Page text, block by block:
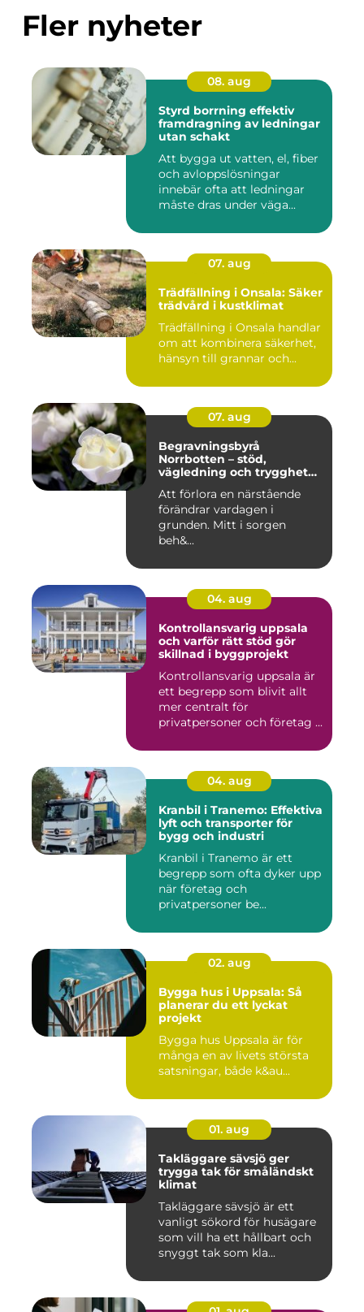
Fler nyheter
08. aug
Styrd borrning effektiv
framdragning av ledningar
utan schakt
Att bygga ut vatten, el, fiber
och avloppslösningar
innebär ofta att ledningar
måste dras under väga...
07. aug
Trädfällning i Onsala: Säker
trädvård i kustklimat
Trädfällning i Onsala handlar
om att kombinera säkerhet,
hänsyn till grannar och...
07. aug
Begravningsbyrå
Norrbotten – stöd,
vägledning och trygghet
Att förlora en närstående
förändrar vardagen i
grunden. Mitt i sorgen
beh&...
04. aug
Kontrollansvarig uppsala
och varför rätt stöd gör
skillnad i byggprojekt
Kontrollansvarig uppsala är
ett begrepp som blivit allt
mer centralt för
privatpersoner och företag ...
04. aug
Kranbil i Tranemo: Effektiva
lyft och transporter för
bygg och industri
Kranbil i Tranemo är ett
begrepp som ofta dyker upp
när företag och
privatpersoner be...
02. aug
Bygga hus i Uppsala: Så
planerar du ett lyckat
projekt
Bygga hus Uppsala är för
många en av livets största
satsningar, både k&au...
01. aug
Takläggare sävsjö ger
trygga tak för småländskt
klimat
Takläggare sävsjö är ett
vanligt sökord för husägare
som vill ha ett hållbart och
snyggt tak som kla...